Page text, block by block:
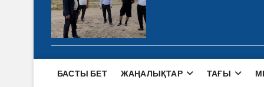
БАСТЫ БЕТ ЖАҢАЛЫҚТАР ТАҒЫ